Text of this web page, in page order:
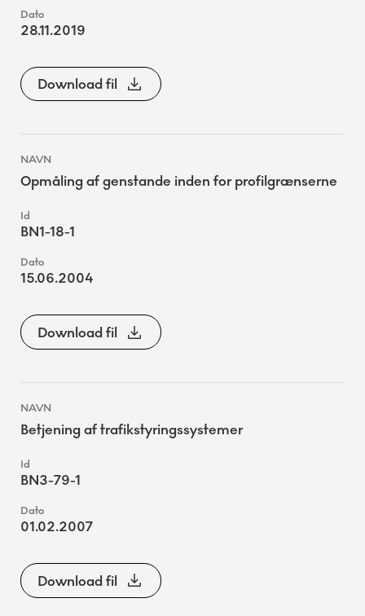
28.11.2019
Download fil
Opmåling af genstande inden for profilgrænserne
BN1-18-1
15.06.2004
Download fil
Betjening af trafikstyringssystemer
BN3-79-1
01.02.2007
Download fil